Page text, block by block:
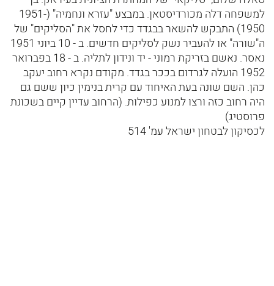
למשפחה דלה מכורדיסטאן. במבצע "עזרא ונחמיה" (1951-
1950) התבקש להשאר בבגדד כדי לחסל את "הסליקים" של
ה"שורה" או להעביר נשק לסליקים חדשים. ב - 10 ביוני 1951
נאסר. נאשם בזריקת רמוני - יד ונידון לתליה. ב - 18 בפברואר
1952 הועלה לגרדום בככר בגדד. מקודם נקרא רחוב יעקב
כהן. השם שונה בעת האיחוד עם קרית בנימין כיון ששם גם
היה רחוב כזה ורצו למנוע כפילות. (הרחוב עדיין קיים בשכונת
פרוסטיג)
לכסיקון לבטחון ישראל עמ' 514